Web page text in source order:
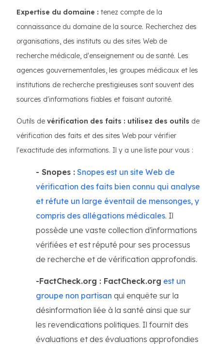
Expertise du domaine : tenez compte de la
connaissance du domaine de la source. Recherchez des
organisations, des instituts ou des sites Web de
recherche médicale, d'enseignement ou de santé. Les
agences gouvernementales, les groupes médicaux et les
institutions de recherche prestigieuses sont souvent des
sources d'informations fiables et faisant autorité.
Outils de vérification des faits : utilisez des outils de
vérification des faits et des sites Web pour vérifier
l'exactitude des informations. Il y a une liste pour vous :
- Snopes : Snopes est un site Web de
vérification des faits bien connu qui analyse
et réfute un large éventail de mensonges, y
compris des allégations médicales. Il
possède une vaste collection d'informations
vérifiées et est réputé pour ses processus
de recherche et de vérification approfondis.
-FactCheck.org : FactCheck.org est un
groupe non partisan qui enquête sur la
désinformation liée à la santé ainsi que sur
les revendications politiques. Il fournit des
évaluations et des évaluations approfondies